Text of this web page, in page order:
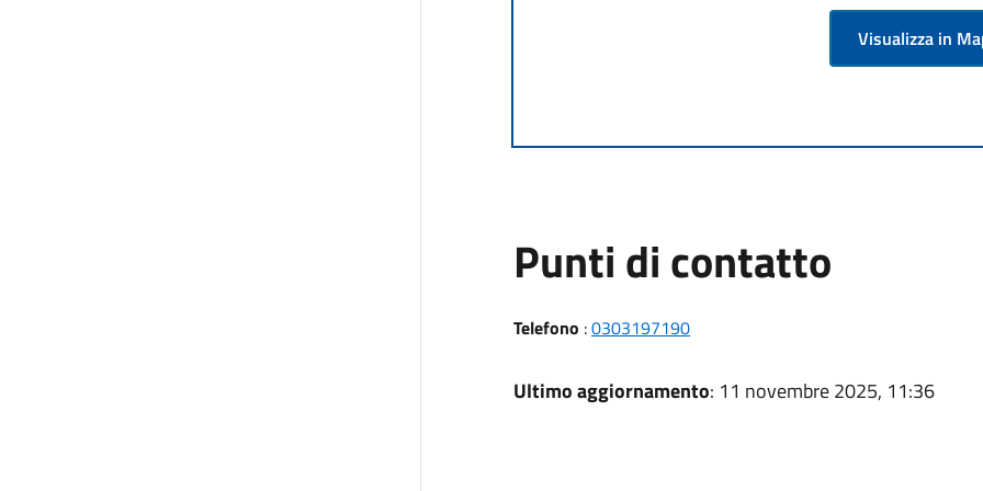
Visualizza in
Punti di contatto
Telefono :0303197190
Ultimo aggiornamento: 11 novembre 2025, 11:36